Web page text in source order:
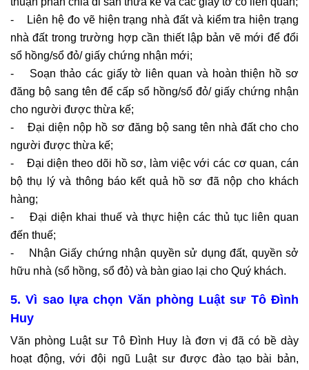
- Liên hệ đo vẽ hiện trạng nhà đất và kiểm tra hiện trạng
nhà đất trong trường hợp cần thiết lập bản vẽ mới để đổi
sổ hồng/sổ đỏ/ giấy chứng nhận mới;
- Soạn thảo các giấy tờ liên quan và hoàn thiện hồ sơ
đăng bộ sang tên để cấp sổ hồng/sổ đỏ/ giấy chứng nhận
cho người được thừa kế;
- Đại diện nộp hồ sơ đăng bộ sang tên nhà đất cho cho
người được thừa kế;
- Đại diện theo dõi hồ sơ, làm việc với các cơ quan, cán
bộ thụ lý và thông báo kết quả hồ sơ đã nộp cho khách
hàng;
- Đại diện khai thuế và thực hiện các thủ tục liên quan
đến thuế;
- Nhận Giấy chứng nhận quyền sử dụng đất, quyền sở
hữu nhà (sổ hồng, sổ đỏ) và bàn giao lại cho Quý khách.
5. Vì sao lựa chọn Văn phòng Luật sư Tô Đình
Huy
Văn phòng Luật sư Tô Đình Huy là đơn vị đã có bề dày
hoạt động, với đội ngũ Luật sư được đào tạo bài bản,